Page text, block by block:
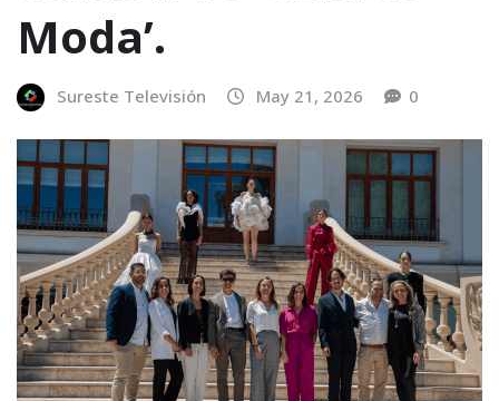
Moda’.
Sureste Televisión May 21, 2026 0